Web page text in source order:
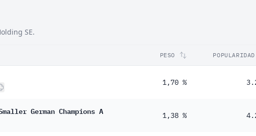
SE.
PESO POPULARIDAD
1,70 %
German Champions A 1,38 %